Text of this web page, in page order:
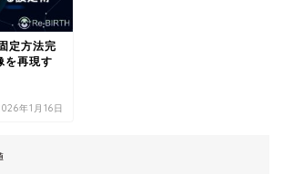
定方法完
を再現す
年1月16日